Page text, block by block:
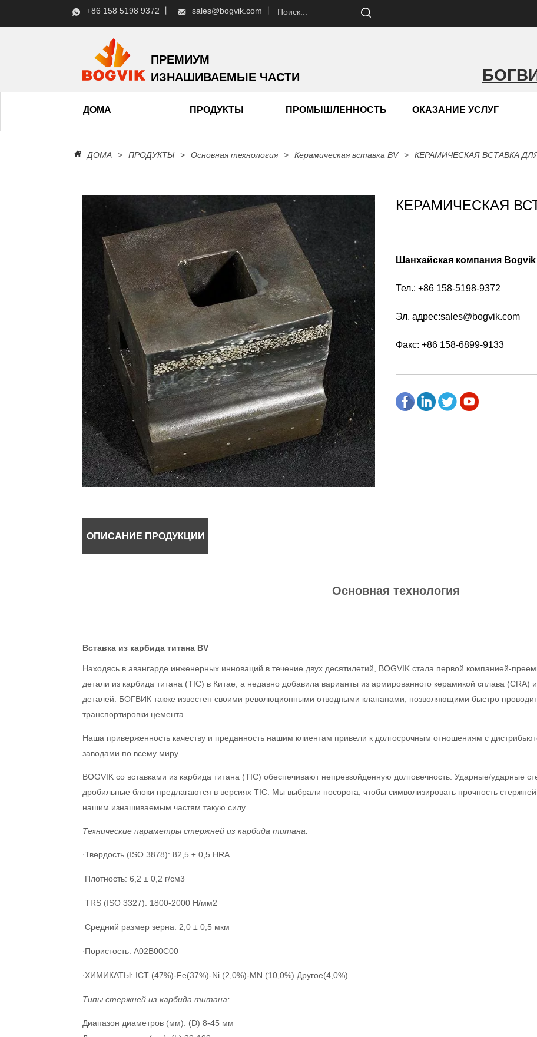
+86 158 5198 9372 丨 sales@bogvik.com 丨
ПРЕМИУМ
ИЗНАШИВАЕМЫЕ ЧАСТИ
ДОМА ПРОДУКТЫ ПРОМЫШЛЕННОСТЬ ОКАЗАНИЕ УСЛУГ
ДОМА > ПРОДУКТЫ > Основная технология > Керамическая вставка BV > КЕРАМИЧЕСКАЯ ВСТАВКА
КЕРАМИЧЕСКАЯ
Шанхайская компания Bogvik
Тел.: +86 158-5198-9372
Эл. адрес:sales@bogvik.com
Факс: +86 158-6899-9133
ОПИСАНИЕ ПРОДУКЦИИ